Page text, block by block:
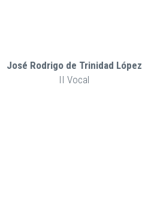
José Rodrigo de Trinidad López
II Vocal